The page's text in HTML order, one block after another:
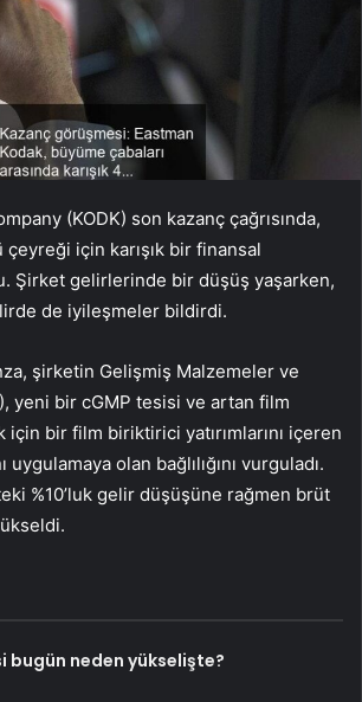
(KODK) son kazanç çağrısında,
çeyreği için karışık bir finansal
Şirket gelirlerinde bir düşüş yaşarken,
de iyileşmeler bildirdi.
şirketin Gelişmiş Malzemeler ve
yeni bir cGMP tesisi ve artan film
için bir film biriktirici yatırımlarını içeren
uygulamaya olan bağlılığını vurguladı.
%10’luk gelir düşüşüne rağmen brüt
bugün neden yükselişte?